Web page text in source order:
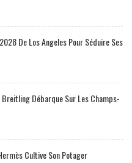
De Los Angeles Pour Séduire Ses
Breitling Débarque Sur Les Champs-
Cultive Son Potager